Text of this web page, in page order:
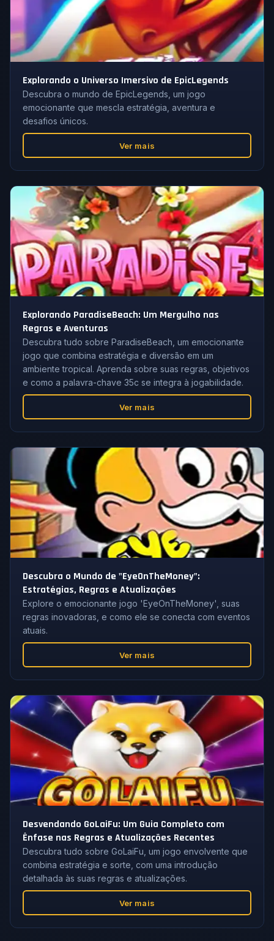
Explorando o Universo Imersivo de EpicLegends
Descubra o mundo de EpicLegends, um jogo
emocionante que mescla estratégia, aventura e
desafios únicos.
Ver mais
Explorando ParadiseBeach: Um Mergulho nas
Regras e Aventuras
Descubra tudo sobre ParadiseBeach, um emocionante
jogo que combina estratégia e diversão em um
ambiente tropical. Aprenda sobre suas regras, objetivos
e como a palavra-chave 35c se integra à jogabilidade.
Ver mais
Descubra o Mundo de "EyeOnTheMoney":
Estratégias, Regras e Atualizações
Explore o emocionante jogo 'EyeOnTheMoney', suas
regras inovadoras, e como ele se conecta com eventos
atuais.
Ver mais
Desvendando GoLaiFu: Um Guia Completo com
Ênfase nas Regras e Atualizações Recentes
Descubra tudo sobre GoLaiFu, um jogo envolvente que
combina estratégia e sorte, com uma introdução
detalhada às suas regras e atualizações.
Ver mais